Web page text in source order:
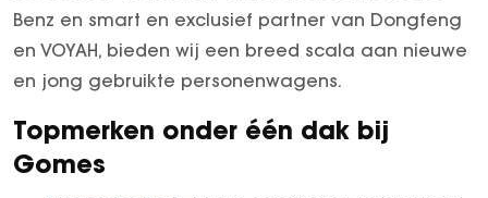
Benz en smart en exclusief partner van Dongfeng
en VOYAH, bieden wij een breed scala aan nieuwe
en jong gebruikte personenwagens.
Topmerken onder één dak bij
Gomes